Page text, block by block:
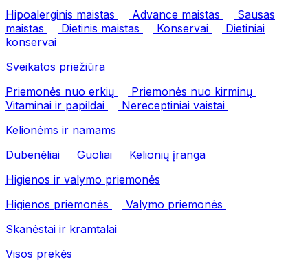
Hipoalerginis maistas
Advance maistas
Sausas
maistas
Dietinis maistas Konservai
Dietiniai
konservai
Sveikatos priežiūra
Priemonės nuo erkių
Priemonės nuo kirminų
Vitaminai ir papildai
Nereceptiniai vaistai
Kelionėms ir namams
Dubenėliai
Guoliai
Kelionių įranga
Higienos ir valymo priemonės
Higienos priemonės
Valymo priemonės
Skanėstai ir kramtalai
Visos prekės